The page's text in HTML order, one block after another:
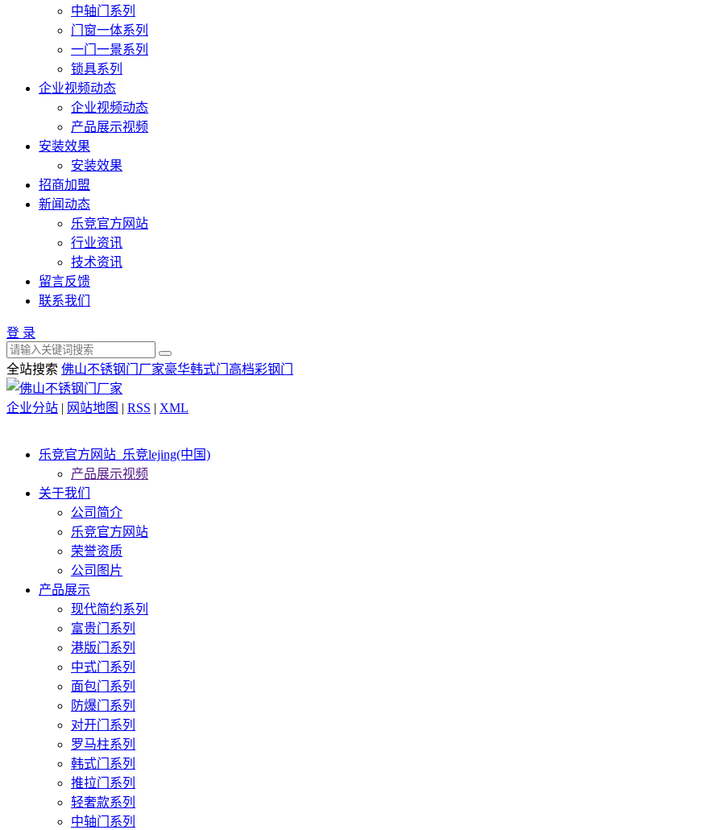
中轴门系列
门窗一体系列
一门一景系列
锁具系列
企业视频动态
企业视频动态
产品展示视频
安装效果
安装效果
招商加盟
新闻动态
乐竞官方网站
行业资讯
技术资讯
留言反馈
联系我们
登 录
全站搜索 佛山不锈钢门厂家豪华韩式门 高档彩钢门
企业分站 | 网站地图 | RSS | XML
乐竞官方网站_乐竞lejing(中国)
产品展示视频
关于我们
公司简介
乐竞官方网站
荣誉资质
公司图片
产品展示
现代简约系列
富贵门系列
港版门系列
中式门系列
面包门系列
防爆门系列
对开门系列
罗马柱系列
韩式门系列
推拉门系列
轻奢款系列
中轴门系列